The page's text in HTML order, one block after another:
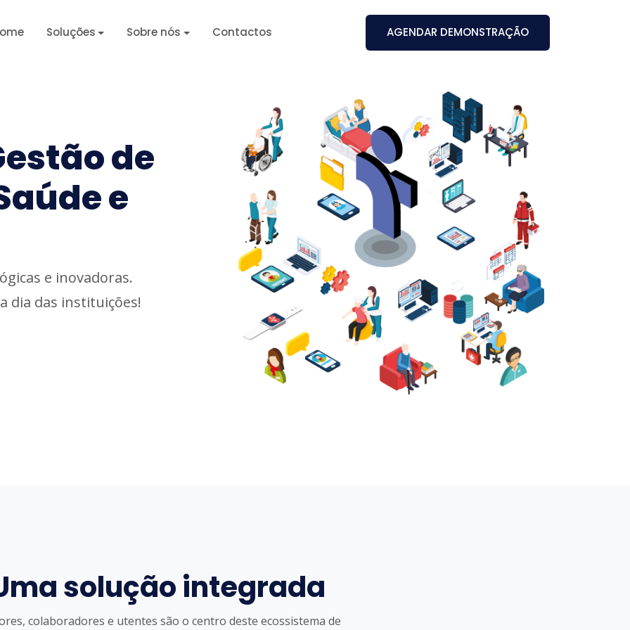
Soluções Sobre nós Contactos AGENDAR DEMONSTRAÇÃO
de
e
e inovadoras.
dia das instituições!
solução integrada
colaboradores e utentes são o centro deste ecossistema de